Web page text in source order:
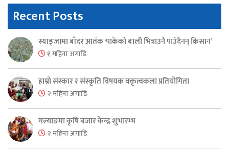
Recent Posts
स्याङ्जामा बाँदर आतंक ‘पाकेको बाली भित्राउनै पाउँदैनन् किसान’
१ महिना अगाडि
हाम्रो संस्कार र संस्कृति विषयक वक्तृत्वकला प्रतियोगिता
२ महिना अगाडि
गल्याङमा कृषि बजार केन्द्र शुभारम्भ
२ महिना अगाडि